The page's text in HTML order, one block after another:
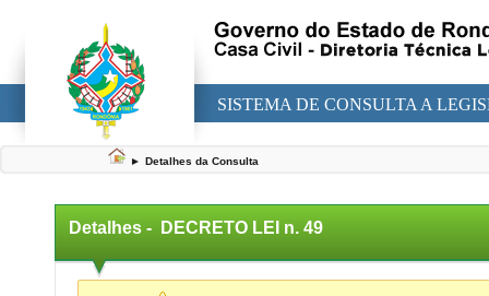
SISTEMA DE CONSULTA A
► Detalhes da Consulta
Detalhes - DECRETO LEI n. 49
▼